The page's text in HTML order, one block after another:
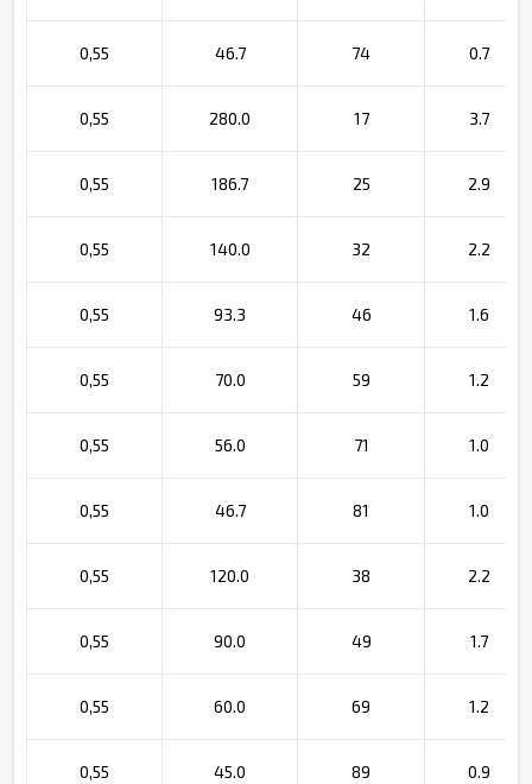
0,55 46.7 74 0.7
0,55 280.0 17 3.7
0,55 186.7 25 2.9
0,55 140.0 32 2.2
0,55 93.3 46 1.6
0,55 70.0 59 1.2
0,55 56.0 71 1.0
0,55 46.7 81 1.0
0,55 120.0 38 2.2
0,55 90.0 49 1.7
0,55 60.0 69 1.2
0,55 45.0 89 0.9